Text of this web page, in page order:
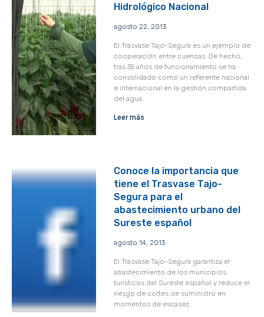
Hidrológico Nacional
agosto 22, 2013
El Trasvase Tajo-Segura es un ejemplo de
cooperación entre cuencas. De hecho,
tras 35 años de funcionamiento se ha
consolidado como un referente nacional
e internacional en la gestión compartida
del agua.
Leer más
Conoce la importancia que
tiene el Trasvase Tajo-
Segura para el
abastecimiento urbano del
Sureste español
agosto 14, 2013
El Trasvase Tajo-Segura garantiza el
abastecimiento de los municipios
turísticos del Sureste español y reduce el
riesgo de cortes de suministro en
momentos de escasez.